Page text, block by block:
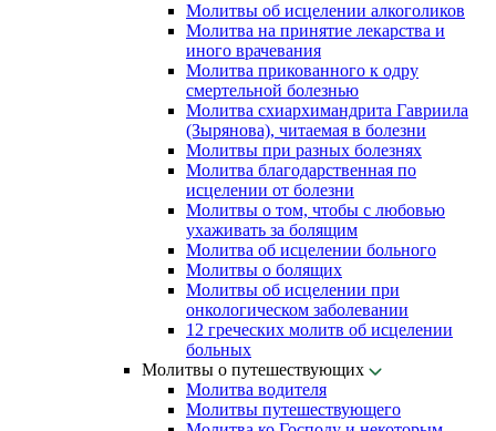
Молитвы об исцелении алкоголиков
Молитва на принятие лекарства и
иного врачевания
Молитва прикованного к одру
смертельной болезнью
Молитва схиархимандрита Гавриила
(Зырянова), читаемая в болезни
Молитвы при разных болезнях
Молитва благодарственная по
исцелении от болезни
Молитвы о том, чтобы с любовью
ухаживать за болящим
Молитва об исцелении больного
Молитвы о болящих
Молитвы об исцелении при
онкологическом заболевании
12 греческих молитв об исцелении
больных
Молитвы о путешествующих
Молитва водителя
Молитвы путешествующего